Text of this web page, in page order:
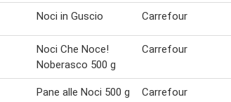
Noci in Guscio Carrefour
Noci Che Noce!
Noberasco 500 g
Carrefour
Pane alle Noci 500 g Carrefour